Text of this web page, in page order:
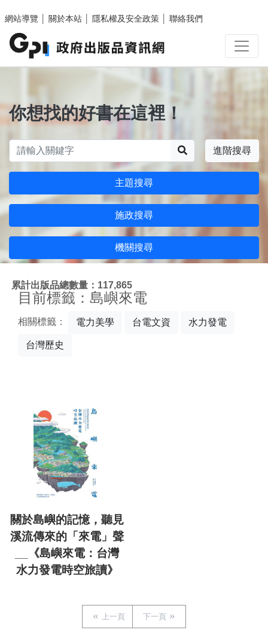
網站導覽
關於本站 隱私權及安全政策 聯絡我們
你想找的好書在這裡！
進階搜尋
主題搜尋
施政搜尋
機關搜尋
累計出版品總數量：117,865
目前標籤：島嶼來電
相關標籤： 電力美學 台電文資 水力發電
台灣歷史
關於島嶼的記憶，聽見
溪流傳來的「來電」聲
__《島嶼來電：台灣
水力發電時空旅讀》
上一頁 下一頁